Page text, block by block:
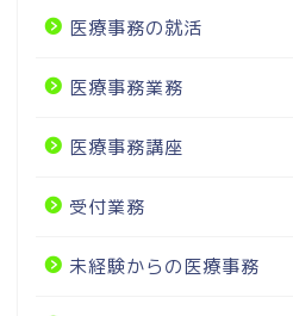
医療事務の就活
医療事務業務
医療事務講座
受付業務
未経験からの医療事務